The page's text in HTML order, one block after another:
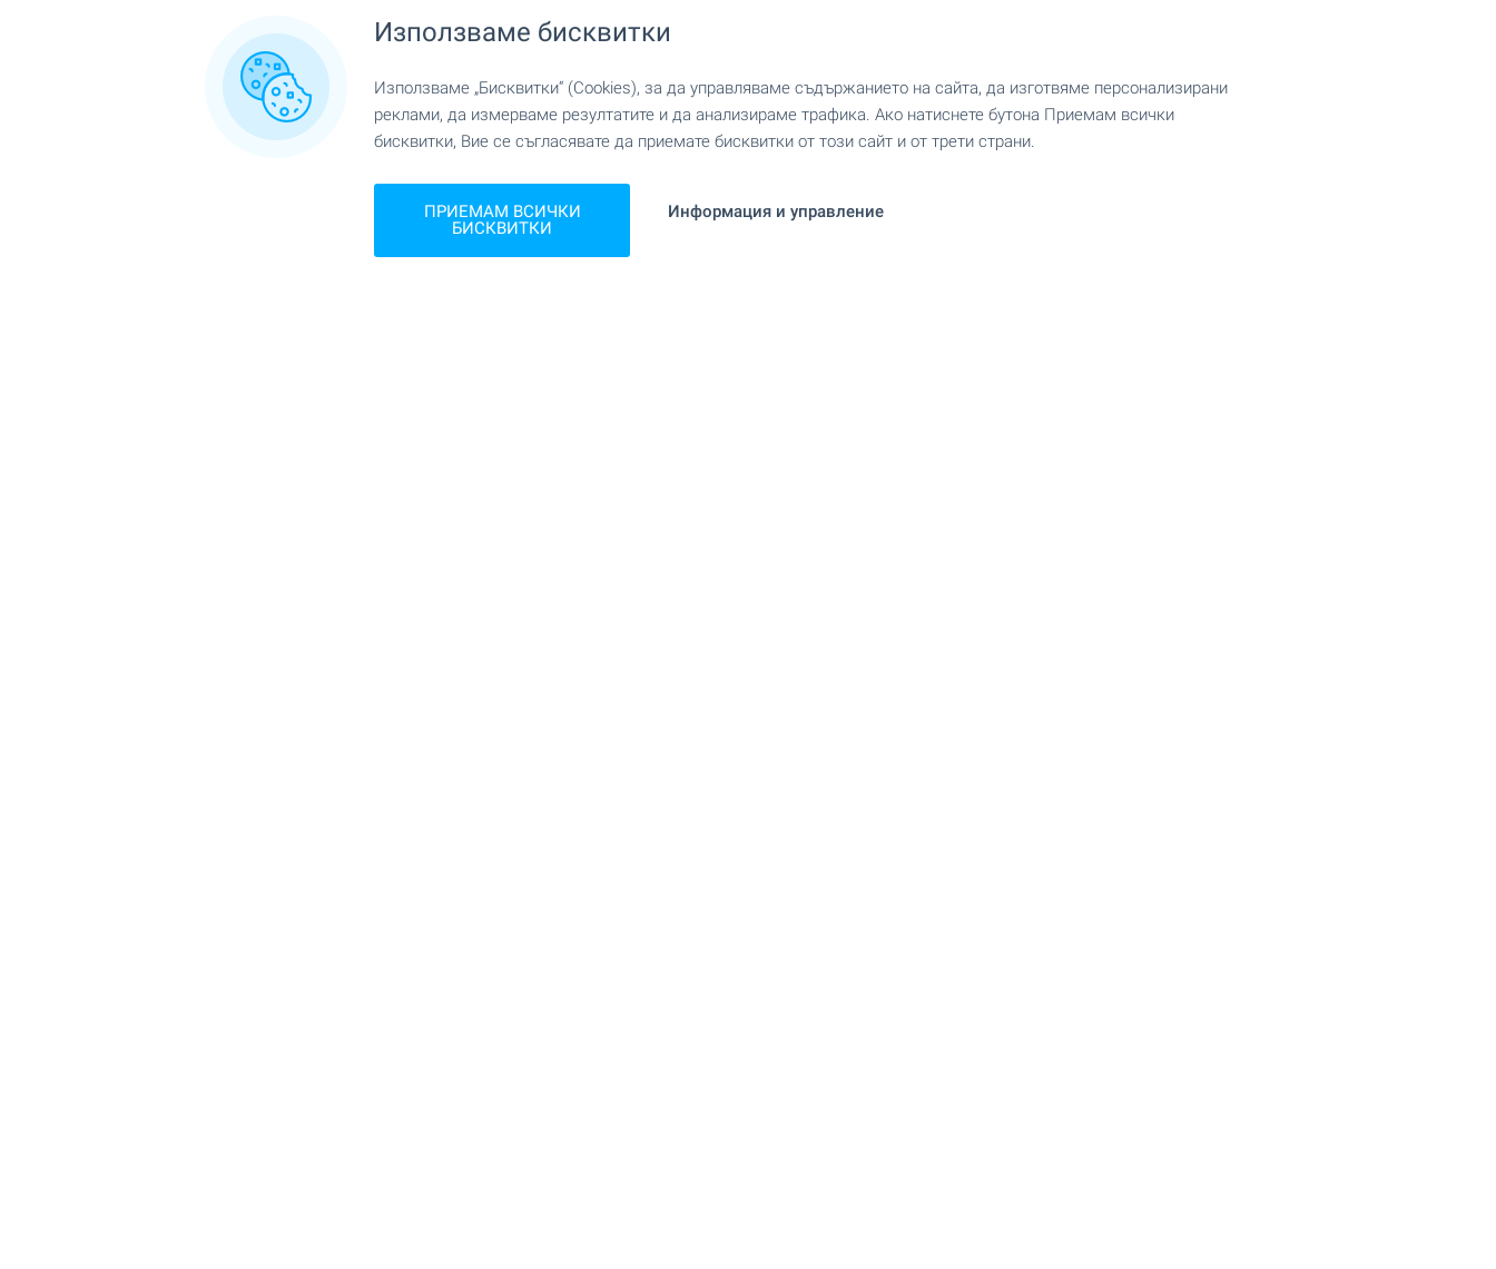
Използваме бисквитки
Използваме „Бисквитки“ (Cookies), за да управляваме съдържанието на сайта, да изготвяме персонализирани
реклами, да измерваме резултатите и да анализираме трафика. Ако натиснете бутона Приемам всички
бисквитки, Вие се съгласявате да приемате бисквитки от този сайт и от трети страни.
ПРИЕМАМ ВСИЧКИ
БИСКВИТКИ
Информация и управление